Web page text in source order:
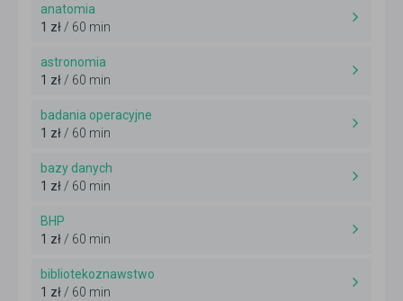
anatomia
1 zł/ 60 min
astronomia
1 zł/ 60 min
badania operacyjne
1 zł/ 60 min
bazy danych
1 zł/ 60 min
BHP
1 zł/ 60 min
bibliotekoznawstwo
1 zł/ 60 min